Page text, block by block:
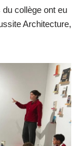
du collège ont eu
Architecture,